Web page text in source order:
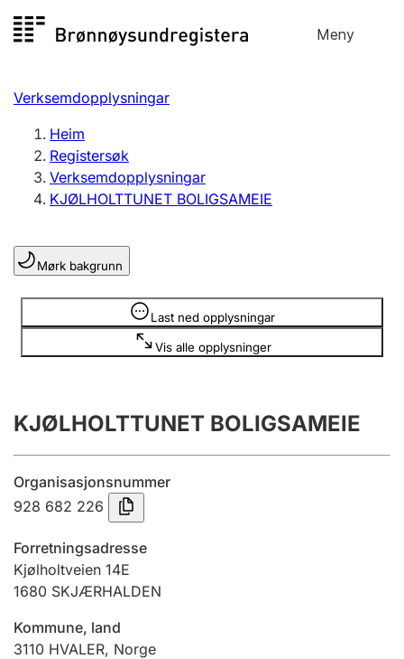
til
Meny
Registersøk
Aksjeselskap
Enkeltpersonføretak
Registrere, endre, slette
Lag og foreining
Registrere, endre, slette
Årsrekneskap
Innsending og forseinkingsgebyr
Jeger
Verksemdopplysningar
Heim
Registersøk
Verksemdopplysningar
KJØLHOLTTUNET BOLIGSAMEIE
Mørk bakgrunn
Last ned opplysningar
Vis alle opplysninger
Opplysninger er skjult
KJØLHOLTTUNET BOLIGSAMEIE
Organisasjonsnummer
928 682 226
Forretningsadresse
Kjølholtveien 14E
1680 SKJÆRHALDEN
Kommune, land
3110 HVALER, Norge